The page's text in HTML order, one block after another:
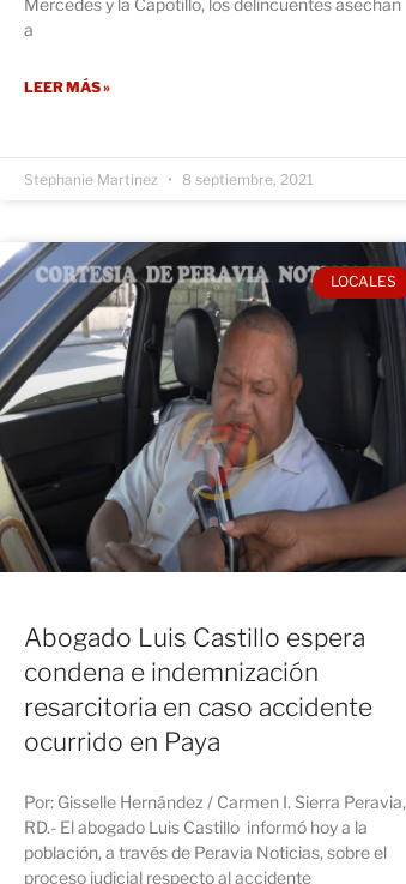
Mercedes y la Capotillo, los delincuentes asechan
a
LEER MÁS »
Stephanie Martinez 8 septiembre, 2021
LOCALES
Abogado Luis Castillo espera
condena e indemnización
resarcitoria en caso accidente
ocurrido en Paya
Por: Gisselle Hernández / Carmen I. Sierra Peravia,
RD.- El abogado Luis Castillo informó hoy a la
población, a través de Peravia Noticias, sobre el
proceso judicial respecto al accidente